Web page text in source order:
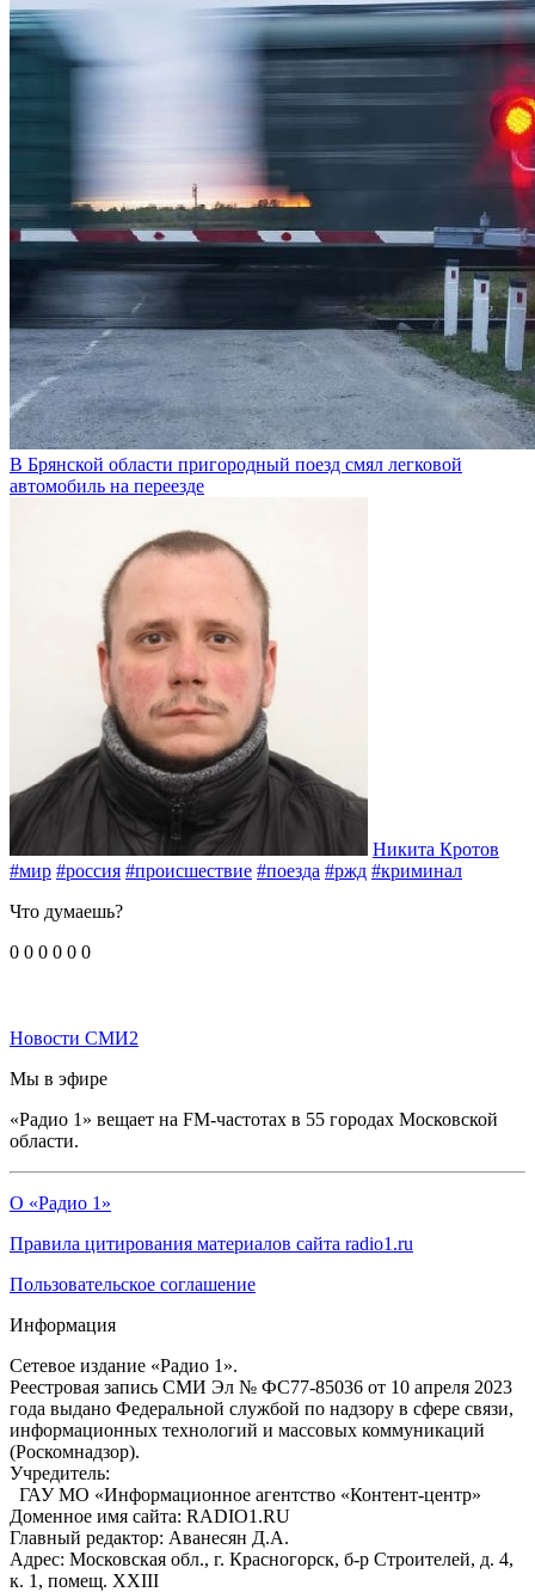
В Брянской области пригородный поезд смял легковой
автомобиль на переезде
Никита Кротов
#мир #россия #происшествие #поезда #ржд #криминал
Что думаешь?
0 0 0 0 0 0
Новости СМИ2
Мы в эфире
«Радио 1» вещает на FM-частотах в 55 городах Московской
области.
О «Радио 1»
Правила цитирования материалов сайта radio1.ru
Пользовательское соглашение
Информация
Сетевое издание «Радио 1».
Реестровая запись СМИ Эл № ФС77-85036 от 10 апреля 2023
года выдано Федеральной службой по надзору в сфере связи,
информационных технологий и массовых коммуникаций
(Роскомнадзор).
Учредитель:
ГАУ МО «Информационное агентство «Контент-центр»
Доменное имя сайта: RADIO1.RU
Главный редактор: Аванесян Д.А.
Адрес: Московская обл., г. Красногорск, б-р Строителей, д. 4,
к. 1, помещ. XXIII